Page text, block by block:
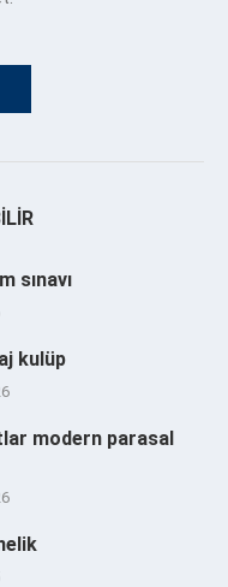
sınavı
kulüp
modern parasal